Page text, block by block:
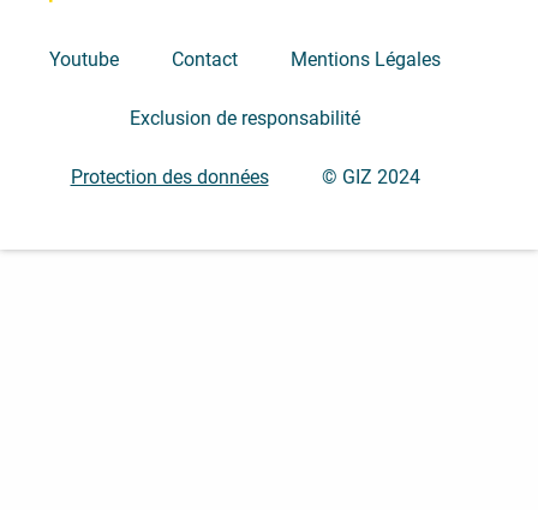
Youtube Contact Mentions Légales
Exclusion de responsabilité
Protection des données © GIZ 2024